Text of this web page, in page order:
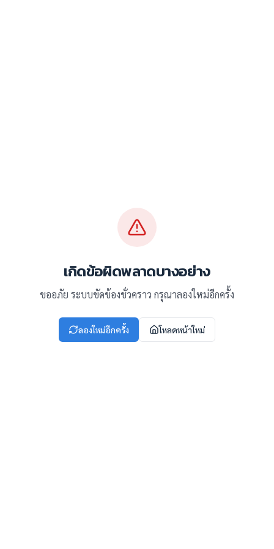
เกิดข้อผิดพลาดบางอย่าง
ขออภัย ระบบขัดข้องชั่วคราว กรุณาลองใหม่อีกครั้ง
ลองใหม่อีกครั้ง โหลดหน้าใหม่